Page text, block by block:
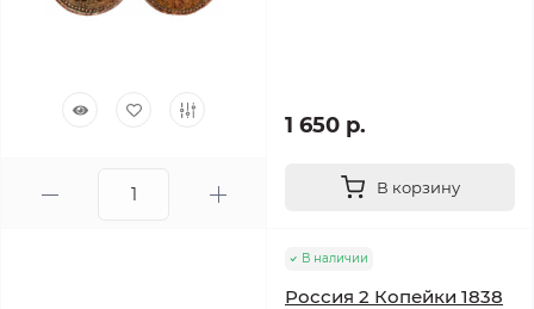
1 650 р.
В корзину
В наличии
Россия 2 Копейки 1838